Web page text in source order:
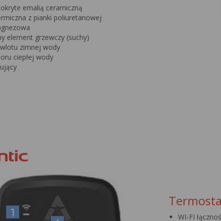
emalią ceramiczną
z pianki poliuretanowej
element grzewczy (suchy)
zimnej wody
ciepłej wody
WI-FI